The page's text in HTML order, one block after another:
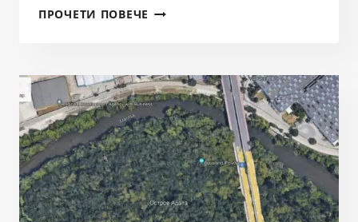
ПРОЧЕТИ ПОВЕЧЕ ВЪЗРАЖЕНИЕ
ПРОТИВ
ПРОДЪЛЖАВАЩИТЕ
КРАЖБИ
НА
БАЛАСТРА
ОТ
МАРИЦА
В